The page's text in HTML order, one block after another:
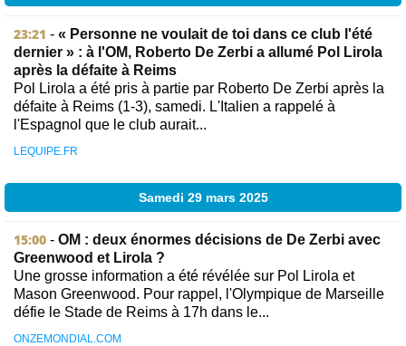
23:21 - « Personne ne voulait de toi dans ce club l'été
dernier » : à l'OM, Roberto De Zerbi a allumé Pol Lirola
après la défaite à Reims
Pol Lirola a été pris à partie par Roberto De Zerbi après la
défaite à Reims (1-3), samedi. L'Italien a rappelé à
l'Espagnol que le club aurait...
LEQUIPE.FR
Samedi 29 mars 2025
15:00 - OM : deux énormes décisions de De Zerbi avec
Greenwood et Lirola ?
Une grosse information a été révélée sur Pol Lirola et
Mason Greenwood. Pour rappel, l'Olympique de Marseille
défie le Stade de Reims à 17h dans le...
ONZEMONDIAL.COM